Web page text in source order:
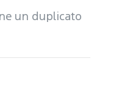
un duplicato